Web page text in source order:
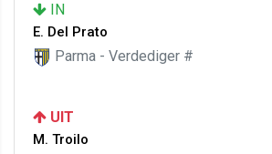
IN
E. Del Prato
Parma - Verdediger #
UIT
M. Troilo